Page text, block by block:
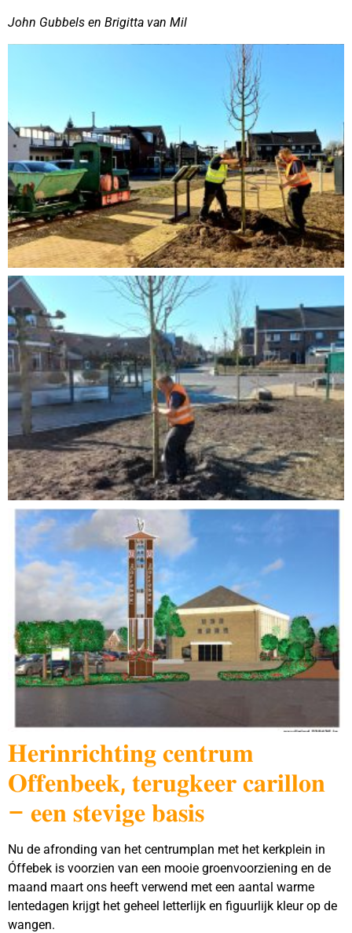
John Gubbels en Brigitta van Mil
𝐇𝐞𝐫𝐢𝐧𝐫𝐢𝐜𝐡𝐭𝐢𝐧𝐠 𝐜𝐞𝐧𝐭𝐫𝐮𝐦
𝐎𝐟𝐟𝐞𝐧𝐛𝐞𝐞𝐤, 𝐭𝐞𝐫𝐮𝐠𝐤𝐞𝐞𝐫 𝐜𝐚𝐫𝐢𝐥𝐥𝐨𝐧
– 𝐞𝐞𝐧 𝐬𝐭𝐞𝐯𝐢𝐠𝐞 𝐛𝐚𝐬𝐢𝐬
Nu de afronding van het centrumplan met het kerkplein in
Óffebek is voorzien van een mooie groenvoorziening en de
maand maart ons heeft verwend met een aantal warme
lentedagen krijgt het geheel letterlijk en figuurlijk kleur op de
wangen.